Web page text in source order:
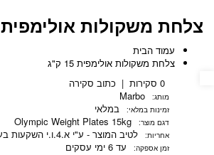
צלחת משקולות אולימפית 15 ק"ג
עמוד הבית
צלחת משקולות אולימפית 15 ק"ג
0 סקירות
| כתוב סקירה
מותג: Marbo
זמינות במלאי: במלאי
דגם מוצר: Olympic Weight Plates 15kg
אחריות: לטיב המוצר - ע"י א.4.ו.י השקעות בע"מ (היבואן)
זמן אספקה: עד 6 ימי עסקים